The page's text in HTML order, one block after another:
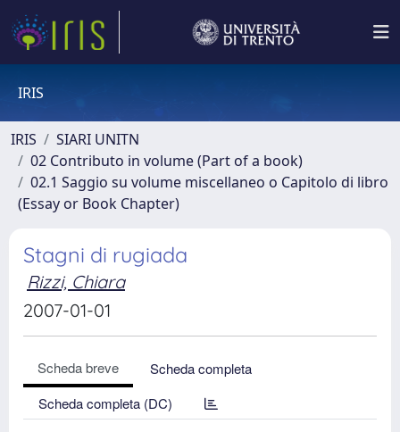
IRIS
IRIS
SIARI UNITN
02 Contributo in volume (Part of a book)
02.1 Saggio su volume miscellaneo o Capitolo di libro
(Essay or Book Chapter)
Stagni di rugiada
Rizzi, Chiara
2007-01-01
Scheda breve
Scheda completa
Scheda completa (DC)